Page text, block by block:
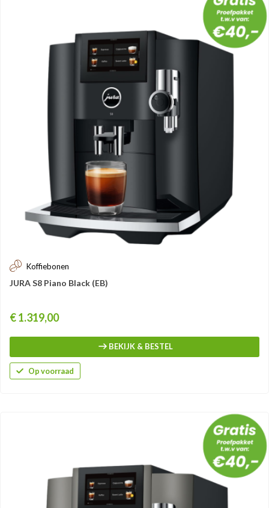
Koffiebonen
JURA S8 Piano Black (EB)
Prijs
€ 1.319,00
BEKIJK & BESTEL
Op voorraad